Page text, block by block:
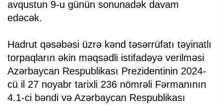
avqustun 9-u günün sonunadək davam
edəcək.
Hadrut qəsəbəsi üzrə kənd təsərrüfatı təyinatlı
torpaqların əkin məqsədli istifadəyə verilməsi
Azərbaycan Respublikası Prezidentinin 2024-
cü il 27 noyabr tarixli 236 nömrəli Fərmanının
4.1-ci bəndi və Azərbaycan Respublikası